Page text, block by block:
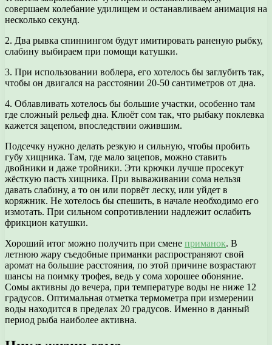
совершаем колебание удилищем и останавливаем анимация на
несколько секунд.
2. Два рывка спиннингом будут имитировать раненую рыбку,
слабину выбираем при помощи катушки.
3. При использовании воблера, его хотелось бы заглубить так,
чтобы он двигался на расстоянии 20-50 сантиметров от дна.
4. Облавливать хотелось бы большие участки, особенно там
где сложный рельеф дна. Клюёт сом так, что рыбаку поклевка
кажется зацепом, впоследствии ожившим.
Подсечку нужно делать резкую и сильную, чтобы пробить
губу хищника. Там, где мало зацепов, можно ставить
двойники и даже тройники. Эти крючки лучше просекут
жёсткую пасть хищника. При вываживании сома нельзя
давать слабину, а то он или порвёт леску, или уйдет в
коряжник. Не хотелось бы спешить, в начале необходимо его
измотать. При сильном сопротивлении надлежит ослабить
фрикцион катушки.
Хороший итог можно получить при смене приманок. В
летнюю жару съедобные приманки распространяют свой
аромат на большие расстояния, по этой причине возрастают
шансы на поимку трофея, ведь у сома хорошее обоняние.
Сомы активны до вечера, при температуре воды не ниже 12
градусов. Оптимальная отметка термометра при измерении
воды находится в пределах 20 градусов. Именно в данный
период рыба наиболее активна.